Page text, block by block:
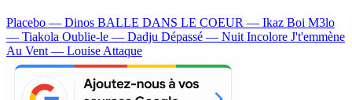
Placebo — Dinos BALLE DANS LE COEUR — Ikaz Boi M3lo
— Tiakola Oublie-le — Dadju Dépassé — Nuit Incolore J't'emmène
Au Vent — Louise Attaque